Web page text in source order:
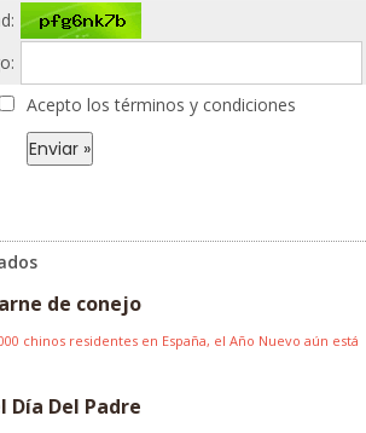
Acepto los términos y condiciones
de conejo
chinos residentes en España, el Año Nuevo aún está
Día Del Padre